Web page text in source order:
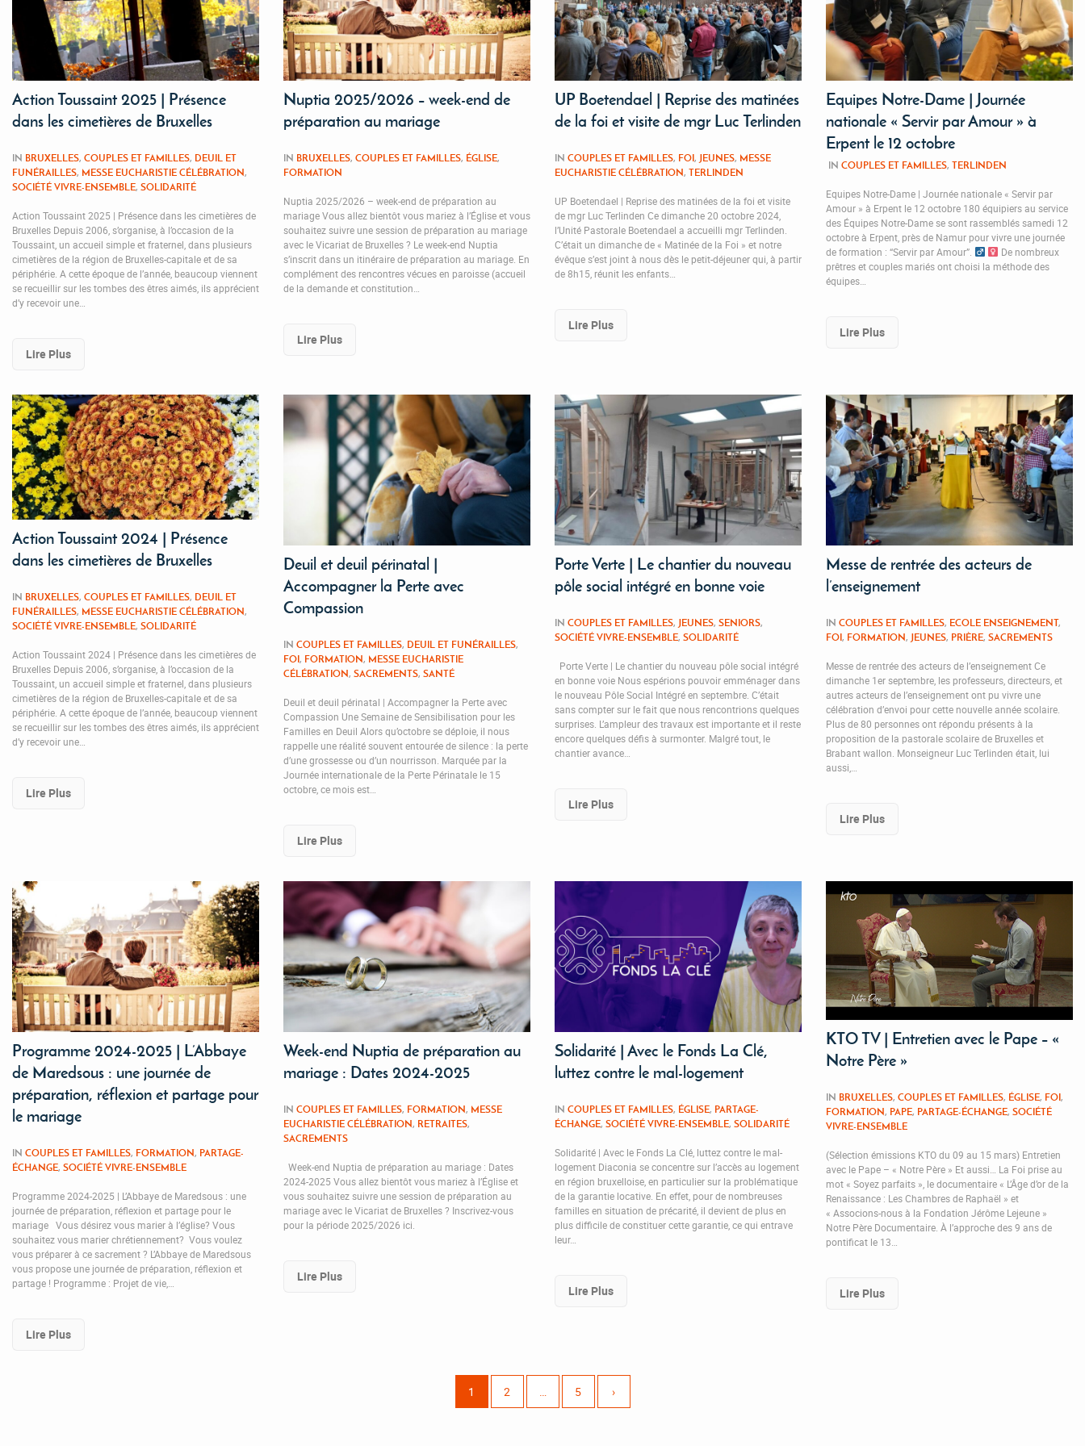
Action Toussaint 2025 | Présence
dans les cimetières de Bruxelles
IN BRUXELLES, COUPLES ET FAMILLES, DEUIL ET
FUNÉRAILLES, MESSE EUCHARISTIE CÉLÉBRATION,
SOCIÉTÉ VIVRE-ENSEMBLE, SOLIDARITÉ
Action Toussaint 2025 | Présence dans les cimetières de
Bruxelles Depuis 2006, s’organise, à l’occasion de la
Toussaint, un accueil simple et fraternel, dans plusieurs
cimetières de la région de Bruxelles-capitale et de sa
périphérie. A cette époque de l’année, beaucoup viennent
se recueillir sur les tombes des êtres aimés, ils apprécient
d’y recevoir une…
Lire Plus
Nuptia 2025/2026 – week-end de
préparation au mariage
IN BRUXELLES, COUPLES ET FAMILLES, ÉGLISE,
FORMATION
Nuptia 2025/2026 – week-end de préparation au
mariage Vous allez bientôt vous mariez à l’Église et vous
souhaitez suivre une session de préparation au mariage
avec le Vicariat de Bruxelles ? Le week-end Nuptia
s’inscrit dans un itinéraire de préparation au mariage. En
complément des rencontres vécues en paroisse (accueil
de la demande et constitution…
Lire Plus
UP Boetendael | Reprise des matinées
de la foi et visite de mgr Luc Terlinden
IN COUPLES ET FAMILLES, FOI, JEUNES, MESSE
EUCHARISTIE CÉLÉBRATION, TERLINDEN
UP Boetendael | Reprise des matinées de la foi et visite
de mgr Luc Terlinden Ce dimanche 20 octobre 2024,
l’Unité Pastorale Boetendael a accueilli mgr Terlinden.
C’était un dimanche de « Matinée de la Foi » et notre
évêque s’est joint à nous dès le petit-déjeuner qui, à partir
de 8h15, réunit les enfants…
Lire Plus
Equipes Notre-Dame | Journée
nationale « Servir par Amour » à
Erpent le 12 octobre
IN COUPLES ET FAMILLES, TERLINDEN
Equipes Notre-Dame | Journée nationale « Servir par
Amour » à Erpent le 12 octobre 180 équipiers au service
des Équipes Notre-Dame se sont rassemblés samedi 12
octobre à Erpent, près de Namur pour vivre une journée
de formation : “Servir par Amour”.
De nombreux
prêtres et couples mariés ont choisi la méthode des
équipes…
Lire Plus
Action Toussaint 2024 | Présence
dans les cimetières de Bruxelles
IN BRUXELLES, COUPLES ET FAMILLES, DEUIL ET
FUNÉRAILLES, MESSE EUCHARISTIE CÉLÉBRATION,
SOCIÉTÉ VIVRE-ENSEMBLE, SOLIDARITÉ
Action Toussaint 2024 | Présence dans les cimetières de
Bruxelles Depuis 2006, s’organise, à l’occasion de la
Toussaint, un accueil simple et fraternel, dans plusieurs
cimetières de la région de Bruxelles-capitale et de sa
périphérie. A cette époque de l’année, beaucoup viennent
se recueillir sur les tombes des êtres aimés, ils apprécient
d’y recevoir une…
Lire Plus
Deuil et deuil périnatal |
Accompagner la Perte avec
Compassion
IN COUPLES ET FAMILLES, DEUIL ET FUNÉRAILLES,
FOI, FORMATION, MESSE EUCHARISTIE
CÉLÉBRATION, SACREMENTS, SANTÉ
Deuil et deuil périnatal | Accompagner la Perte avec
Compassion Une Semaine de Sensibilisation pour les
Familles en Deuil Alors qu’octobre se déploie, il nous
rappelle une réalité souvent entourée de silence : la perte
d’une grossesse ou d’un nourrisson. Marquée par la
Journée internationale de la Perte Périnatale le 15
octobre, ce mois est…
Lire Plus
Porte Verte | Le chantier du nouveau
pôle social intégré en bonne voie
IN COUPLES ET FAMILLES, JEUNES, SENIORS,
SOCIÉTÉ VIVRE-ENSEMBLE, SOLIDARITÉ
Porte Verte | Le chantier du nouveau pôle social intégré
en bonne voie Nous espérions pouvoir emménager dans
le nouveau Pôle Social Intégré en septembre. C’était
sans compter sur le fait que nous rencontrions quelques
surprises. L’ampleur des travaux est importante et il reste
encore quelques défis à surmonter. Malgré tout, le
chantier avance…
Lire Plus
Messe de rentrée des acteurs de
l’enseignement
IN COUPLES ET FAMILLES, ECOLE ENSEIGNEMENT,
FOI, FORMATION, JEUNES, PRIÈRE, SACREMENTS
Messe de rentrée des acteurs de l’enseignement Ce
dimanche 1er septembre, les professeurs, directeurs, et
autres acteurs de l’enseignement ont pu vivre une
célébration d’envoi pour cette nouvelle année scolaire.
Plus de 80 personnes ont répondu présents à la
proposition de la pastorale scolaire de Bruxelles et
Brabant wallon. Monseigneur Luc Terlinden était, lui
aussi,…
Lire Plus
Programme 2024-2025 | L’Abbaye
de Maredsous : une journée de
préparation, réflexion et partage pour
le mariage
IN COUPLES ET FAMILLES, FORMATION, PARTAGE-
ÉCHANGE, SOCIÉTÉ VIVRE-ENSEMBLE
Programme 2024-2025 | L’Abbaye de Maredsous : une
journée de préparation, réflexion et partage pour le
mariage Vous désirez vous marier à l’église? Vous
souhaitez vous marier chrétiennement? Vous voulez
vous préparer à ce sacrement ? L’Abbaye de Maredsous
vous propose une journée de préparation, réflexion et
partage ! Programme : Projet de vie,…
Lire Plus
Week-end Nuptia de préparation au
mariage : Dates 2024-2025
IN COUPLES ET FAMILLES, FORMATION, MESSE
EUCHARISTIE CÉLÉBRATION, RETRAITES,
SACREMENTS
Week-end Nuptia de préparation au mariage : Dates
2024-2025 Vous allez bientôt vous mariez à l’Église et
vous souhaitez suivre une session de préparation au
mariage avec le Vicariat de Bruxelles ? Inscrivez-vous
pour la période 2025/2026 ici.
Lire Plus
Solidarité | Avec le Fonds La Clé,
luttez contre le mal-logement
IN COUPLES ET FAMILLES, ÉGLISE, PARTAGE-
ÉCHANGE, SOCIÉTÉ VIVRE-ENSEMBLE, SOLIDARITÉ
Solidarité | Avec le Fonds La Clé, luttez contre le mal-
logement Diaconia se concentre sur l’accès au logement
en région bruxelloise, en particulier sur la problématique
de la garantie locative. En effet, pour de nombreuses
familles en situation de précarité, il devient de plus en
plus difficile de constituer cette garantie, ce qui entrave
leur…
Lire Plus
KTO TV | Entretien avec le Pape – «
Notre Père »
IN BRUXELLES, COUPLES ET FAMILLES, ÉGLISE, FOI,
FORMATION, PAPE, PARTAGE-ÉCHANGE, SOCIÉTÉ
VIVRE-ENSEMBLE
(Sélection émissions KTO du 09 au 15 mars) Entretien
avec le Pape – « Notre Père » Et aussi… La Foi prise au
mot « Soyez parfaits », le documentaire « L’Âge d’or de la
Renaissance : Les Chambres de Raphaël » et
« Associons-nous à la Fondation Jérôme Lejeune »
Notre Père Documentaire. À l’approche des 9 ans de
pontificat le 13…
Lire Plus
1 2 … 5 ›